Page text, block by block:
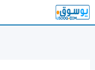
Skip
to